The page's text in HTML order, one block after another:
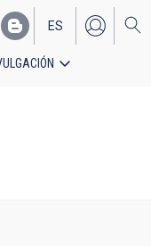
EN
ES